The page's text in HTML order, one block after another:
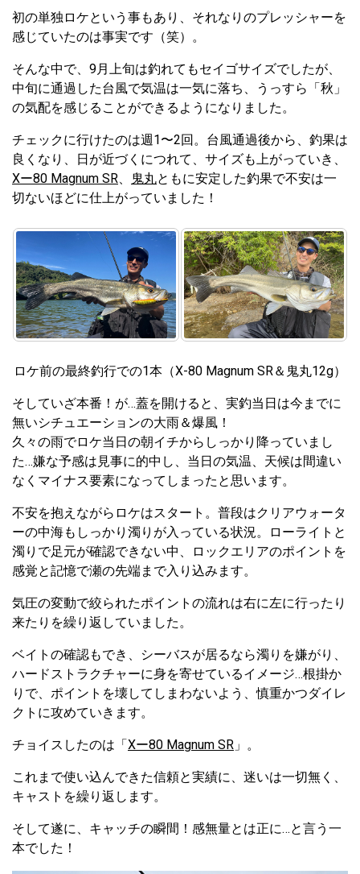
初の単独ロケという事もあり、それなりのプレッシャーを
感じていたのは事実です（笑）。
そんな中で、9月上旬は釣れてもセイゴサイズでしたが、
中旬に通過した台風で気温は一気に落ち、うっすら「秋」
の気配を感じることができるようになりました。
チェックに行けたのは週1〜2回。台風通過後から、釣果は
良くなり、日が近づくにつれて、サイズも上がっていき、
Xー80 Magnum SR、 鬼丸ともに安定した釣果で不安は一
切ないほどに仕上がっていました！
ロケ前の最終釣行での1本（X-80 Magnum SR＆鬼丸12g）
そしていざ本番！が…蓋を開けると、実釣当日は今までに
無いシチュエーションの大雨＆爆風！
久々の雨でロケ当日の朝イチからしっかり降っていまし
た…嫌な予感は見事に的中し、当日の気温、天候は間違い
なくマイナス要素になってしまったと思います。
不安を抱えながらロケはスタート。普段はクリアウォータ
ーの中海もしっかり濁りが入っている状況。ローライトと
濁りで足元が確認できない中、ロックエリアのポイントを
感覚と記憶で瀬の先端まで入り込みます。
気圧の変動で絞られたポイントの流れは右に左に行ったり
来たりを繰り返していました。
ベイトの確認もでき、シーバスが居るなら濁りを嫌がり、
ハードストラクチャーに身を寄せているイメージ…根掛か
りで、ポイントを壊してしまわないよう、慎重かつダイレ
クトに攻めていきます。
チョイスしたのは「Xー80 Magnum SR 」。
これまで使い込んできた信頼と実績に、迷いは一切無く、
キャストを繰り返します。
そして遂に、キャッチの瞬間！感無量とは正に…と言う一
本でした！